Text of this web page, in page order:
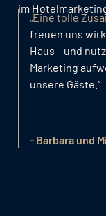
im
„Eine tolle
freuen uns
Haus – und
Marketing
unsere Gäste.“
- Barbara und